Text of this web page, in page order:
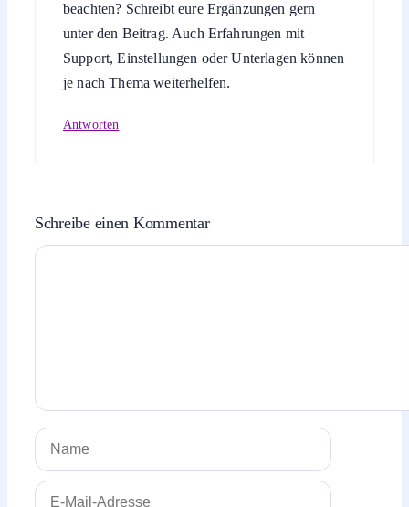
beachten? Schreibt eure Ergänzungen gern
unter den Beitrag. Auch Erfahrungen mit
Support, Einstellungen oder Unterlagen können
je nach Thema weiterhelfen.
Antworten
Schreibe einen Kommentar
Kommentar
Name
E-